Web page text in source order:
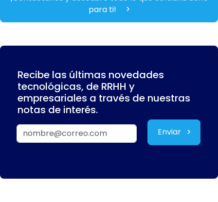
para ti!
Recibe las últimas novedades
tecnológicas, de RRHH y
empresariales a través de nuestras
notas de interés.
Enviar